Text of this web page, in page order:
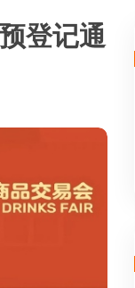
登记通